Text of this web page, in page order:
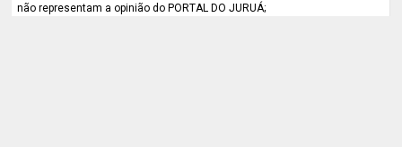
não representam a opinião do PORTAL DO JURUÁ;